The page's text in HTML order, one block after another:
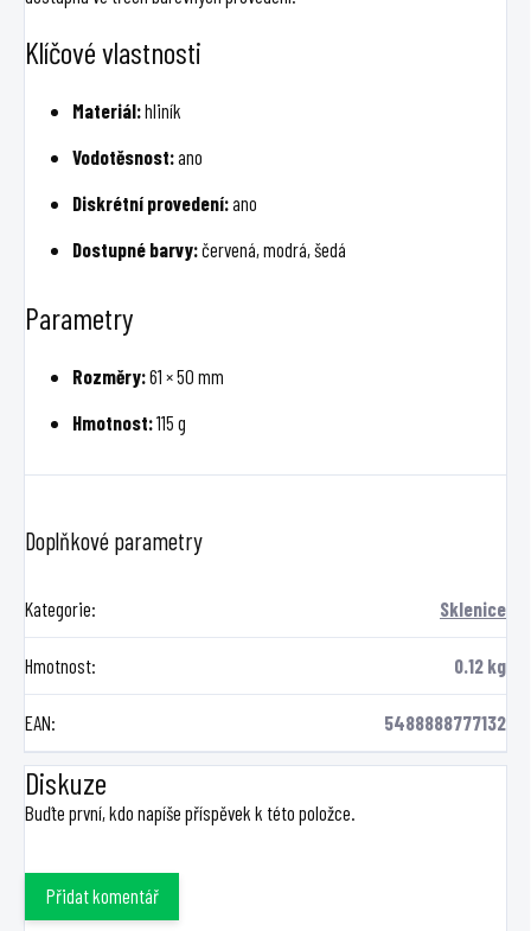
Klíčové vlastnosti
Materiál:hliník
Vodotěsnost:ano
Diskrétní provedení:ano
Dostupné barvy:červená, modrá, šedá
Parametry
Rozměry:61 × 50 mm
Hmotnost:115 g
Doplňkové parametry
Kategorie: Sklenice
Hmotnost: 0.12 kg
EAN: 5488888777132
Diskuze
Buďte první, kdo napíše příspěvek k této položce.
Přidat komentář